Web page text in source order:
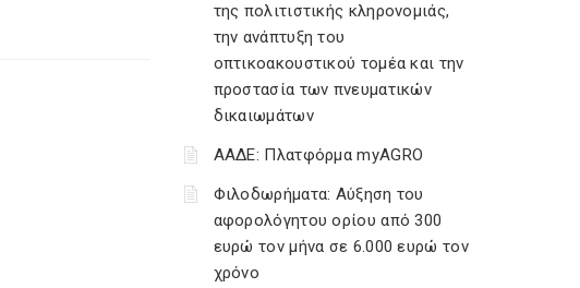
της πολιτιστικής κληρονομιάς,
την ανάπτυξη του
οπτικοακουστικού τομέα και την
προστασία των πνευματικών
δικαιωμάτων
ΑΑΔΕ: Πλατφόρμα myAGRO
Φιλοδωρήματα: Αύξηση του
αφορολόγητου ορίου από 300
ευρώ τον μήνα σε 6.000 ευρώ τον
χρόνο